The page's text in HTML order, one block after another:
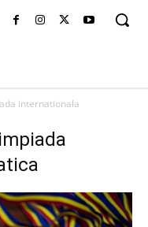
internationala